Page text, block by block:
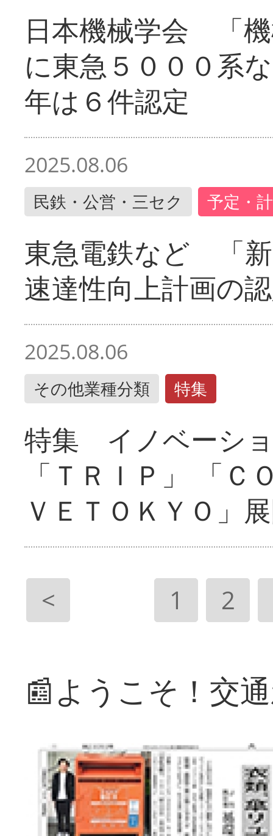
日本機械学会 「
に東急５０００系
年は６件認定
2025.08.06
民鉄・公営・三セク 予定・
東急電鉄など 「
速達性向上計画の
2025.08.06
その他業種分類 特集
特集 イノベーシ
「ＴＲＩＰ」 「Ｃ
ＶＥＴＯＫＹＯ」
< 1 2
📰ようこそ！交